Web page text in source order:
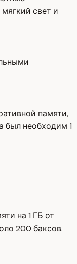
свет и
памяти,
был необходим 1
на 1 ГБ от
200 баксов.